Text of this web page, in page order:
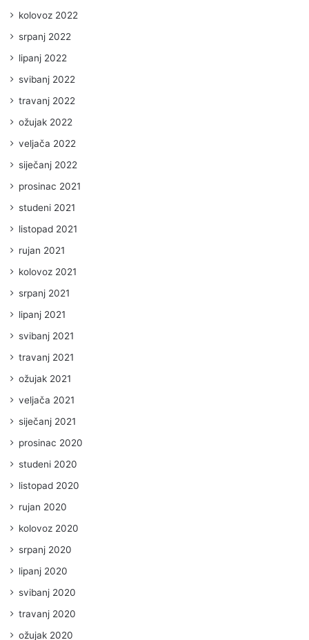
kolovoz 2022
srpanj 2022
lipanj 2022
svibanj 2022
travanj 2022
ožujak 2022
veljača 2022
siječanj 2022
prosinac 2021
studeni 2021
listopad 2021
rujan 2021
kolovoz 2021
srpanj 2021
lipanj 2021
svibanj 2021
travanj 2021
ožujak 2021
veljača 2021
siječanj 2021
prosinac 2020
studeni 2020
listopad 2020
rujan 2020
kolovoz 2020
srpanj 2020
lipanj 2020
svibanj 2020
travanj 2020
ožujak 2020